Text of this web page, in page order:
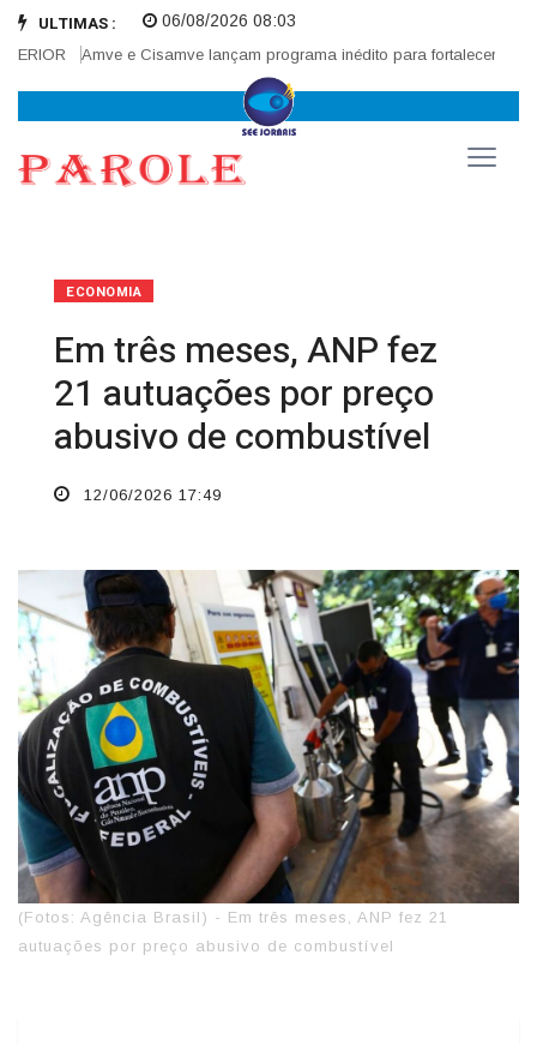
ULTIMAS :
Amve e Cisamve lançam programa inédito para fortalecer
06/08/2026 08:03
ECONOMIA
Em três meses, ANP fez
21 autuações por preço
abusivo de combustível
12/06/2026 17:49
(Fotos: Agência Brasil) - Em três meses, ANP fez 21
autuações por preço abusivo de combustível